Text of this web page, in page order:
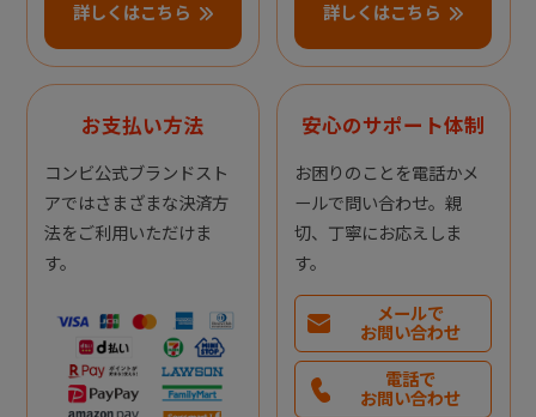
詳しくはこちら 詳しくはこちら
お支払い方法
コンビ公式ブランドスト
アではさまざまな決済方
法をご利用いただけま
す。
安心のサポート体制
お困りのことを電話かメ
ールで問い合わせ。親
切、丁寧にお応えしま
す。
メールで
お問い合わせ
電話で
お問い合わせ